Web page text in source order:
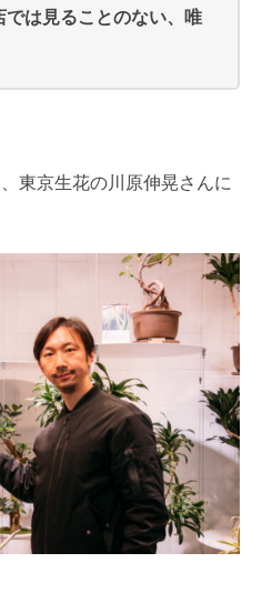
は見ることのない、唯
東京生花の川原伸晃さんに